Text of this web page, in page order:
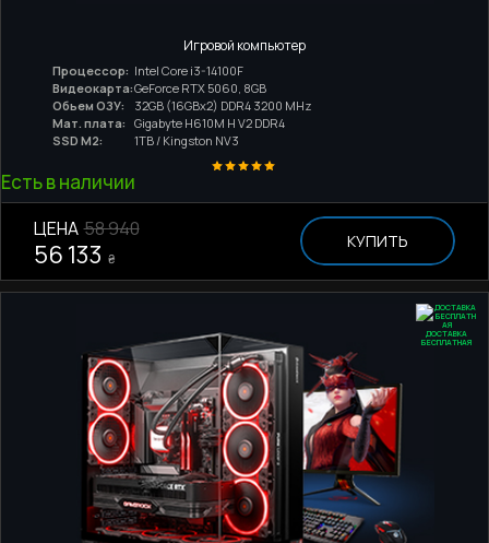
Игровой компьютер
Процессор: Intel Core i3-14100F
Видеокарта:GeForce RTX 5060, 8GB
Обьем ОЗУ:
32GB (16GBx2) DDR4 3200 MHz
Мат. плата:
Gigabyte H610M H V2 DDR4
SSD M2:
1TB / Kingston NV3
Есть в наличии
ЦЕНА 58 940
56 133 ₴
КУПИТЬ
ДОСТАВКА
БЕСПЛАТНАЯ